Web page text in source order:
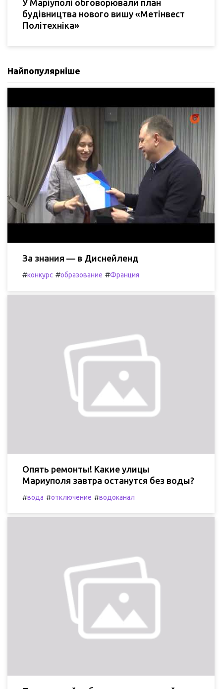
У Маріуполі обговорювали план
будівництва нового вишу «Метінвест
Політехніка»
Найпопулярніше
За знания — в Диснейленд
#конкурс #образование #Франция
Опять ремонты! Какие улицы
Мариуполя завтра останутся без воды?
#вода #отключение #водоканал